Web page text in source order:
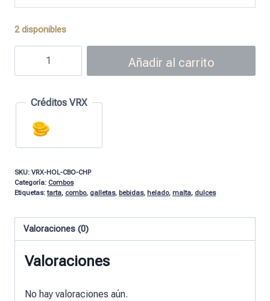
2 disponibles
Añadir al carrito
Créditos VRX
SKU: VRX-HOL-CBO-CHP
Categoría: Combos
Etiquetas:tarta, combo, galletas, bebidas, helado, malta, dulces
Valoraciones (0)
Valoraciones
No hay valoraciones aún.